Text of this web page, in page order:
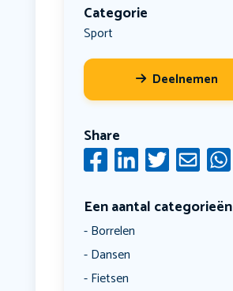
Categorie
Sport
Deelnemen
Share
Een aantal categorieën
Borrelen
Dansen
Fietsen